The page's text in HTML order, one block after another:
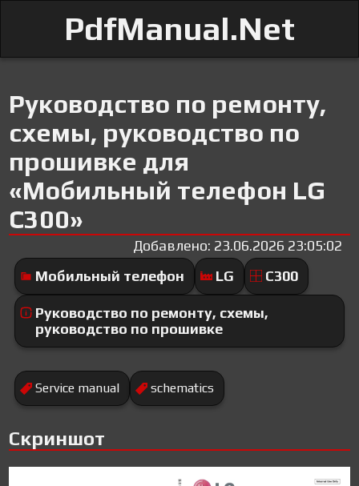
PdfManual.Net
Руководство по ремонту,
схемы, руководство по
прошивке для
«Мобильный телефон LG
C300»
Добавлено: 23.06.2026 23:05:02
Мобильный телефон
LG C300
Руководство по ремонту, схемы,
руководство по прошивке
Service manual schematics
Скриншот